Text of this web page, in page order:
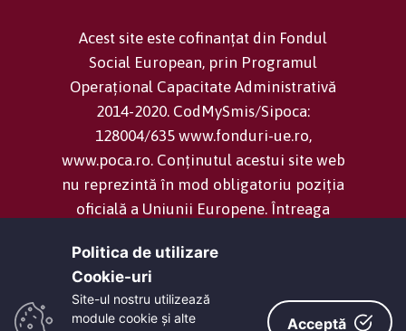
Acest site este cofinanțat din Fondul
Social European, prin Programul
Operațional Capacitate Administrativă
2014-2020. CodMySmis/Sipoca:
128004/635 www.fonduri-ue.ro,
www.poca.ro. Conținutul acestui site web
nu reprezintă în mod obligatoriu poziția
oficială a Uniunii Europene. Întreaga
coerenței informațiilor prezentate revine
inițiatorilor site-ului web.
Politica de utilizare
Cookie-uri‎
Site-ul nostru utilizează
module cookie și alte
Acceptă